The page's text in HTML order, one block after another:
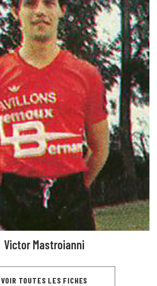
Victor Mastroianni
VOIR TOUTES LES FICHES